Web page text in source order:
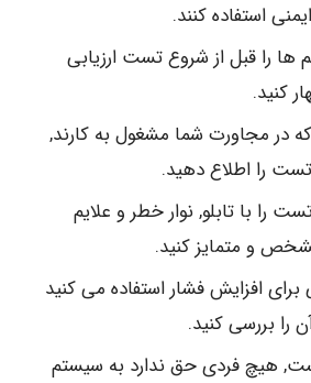
استفاده کنند.
ها را قبل از شروع تست ارزیابی
کنید.
که در مجاورت شما مشغول به کارند,
را اطلاع دهید.
را با تابلو, نوار خطر و علایم
و متمایز کنید.
برای افزایش فشار استفاده می کنید
را بررسی کنید.
هیچ فردی حق ندارد به سیستم